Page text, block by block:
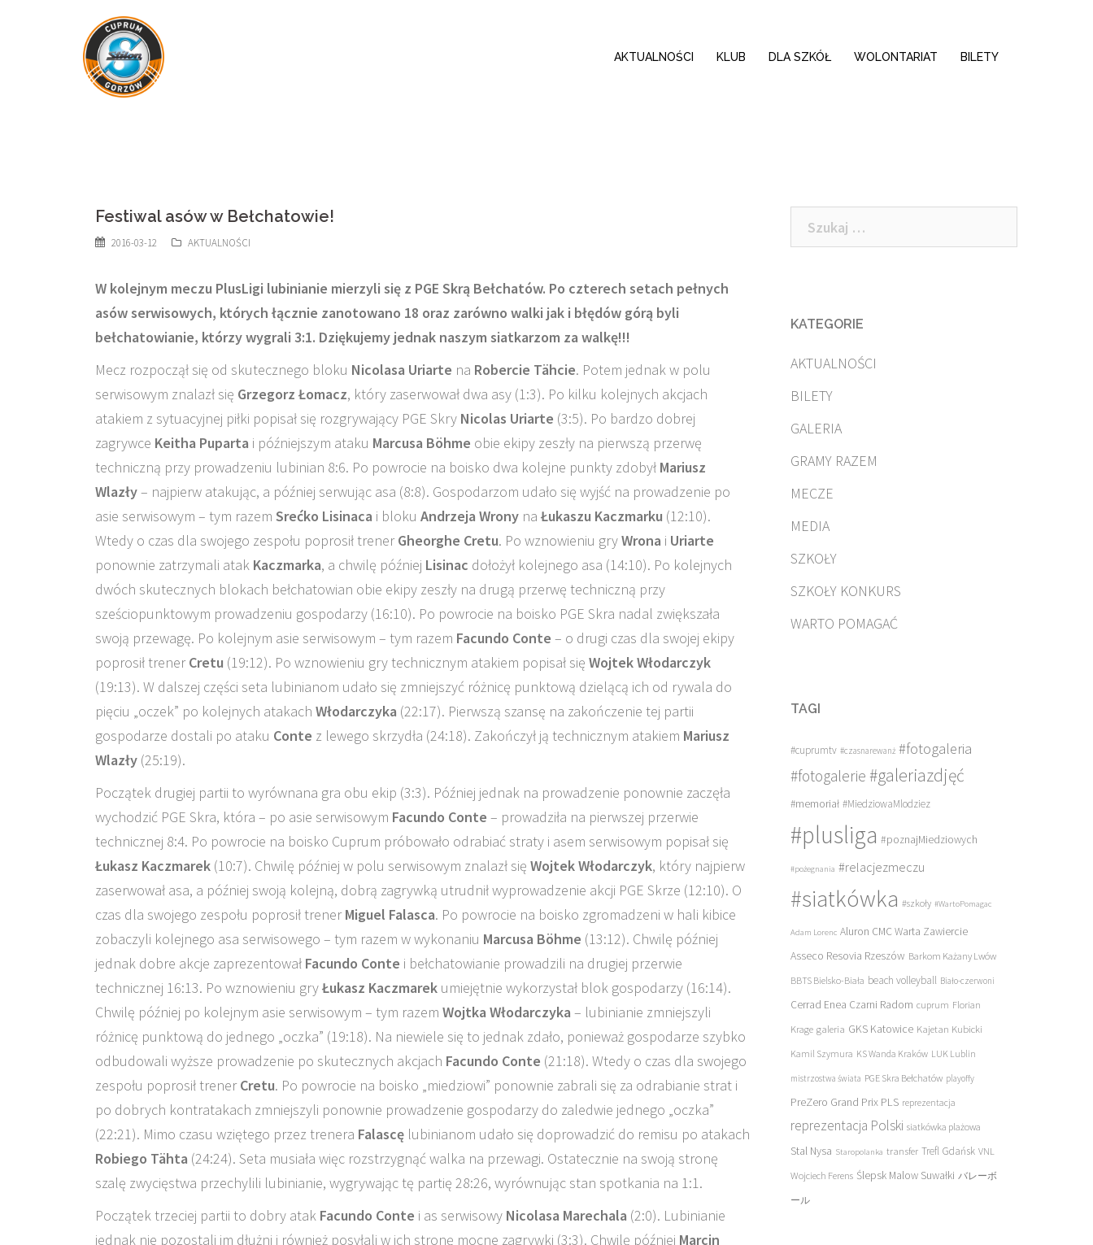
AKTUALNOŚCI KLUB DLA SZKÓŁ WOLONTARIAT BILETY
Festiwal asów w Bełchatowie!
2016-03-12 AKTUALNOŚCI
W kolejnym meczu PlusLigi lubinianie mierzyli się z PGE Skrą Bełchatów. Po czterech setach pełnych
asów serwisowych, których łącznie zanotowano 18 oraz zarówno walki jak i błędów górą byli
bełchatowianie, którzy wygrali 3:1. Dziękujemy jednak naszym siatkarzom za walkę!!!
Mecz rozpoczął się od skutecznego bloku Nicolasa Uriarte na Robercie Tähcie. Potem jednak w polu
serwisowym znalazł się Grzegorz Łomacz, który zaserwował dwa asy (1:3). Po kilku kolejnych akcjach
atakiem z sytuacyjnej piłki popisał się rozgrywający PGE Skry Nicolas Uriarte (3:5). Po bardzo dobrej
zagrywce Keitha Puparta i późniejszym ataku Marcusa Böhme obie ekipy zeszły na pierwszą przerwę
techniczną przy prowadzeniu lubinian 8:6. Po powrocie na boisko dwa kolejne punkty zdobył Mariusz
Wlazły– najpierw atakując, a później serwując asa (8:8). Gospodarzom udało się wyjść na prowadzenie po
asie serwisowym – tym razem Srećko Lisinaca i bloku Andrzeja Wrony na Łukaszu Kaczmarku (12:10).
Wtedy o czas dla swojego zespołu poprosił trenerGheorghe Cretu. Po wznowieniu gryWrona i Uriarte
ponownie zatrzymali atak Kaczmarka, a chwilę później Lisinac dołożył kolejnego asa (14:10). Po kolejnych
dwóch skutecznych blokach bełchatowian obie ekipy zeszły na drugą przerwę techniczną przy
sześciopunktowym prowadzeniu gospodarzy (16:10). Po powrocie na boisko PGE Skra nadal zwiększała
swoją przewagę. Po kolejnym asie serwisowym – tym razem Facundo Conte – o drugi czas dla swojej ekipy
poprosił trenerCretu (19:12). Po wznowieniu gry technicznym atakiem popisał się Wojtek Włodarczyk
(19:13). W dalszej części seta lubinianom udało się zmniejszyć różnicę punktową dzielącą ich od rywala do
pięciu „oczek” po kolejnych atakach Włodarczyka (22:17). Pierwszą szansę na zakończenie tej partii
gospodarze dostali po ataku Conte z lewego skrzydła (24:18). Zakończył ją technicznym atakiem Mariusz
Wlazły (25:19).
Początek drugiej partii to wyrównana gra obu ekip (3:3). Później jednak na prowadzenie ponownie zaczęła
wychodzić PGE Skra, która – po asie serwisowym Facundo Conte – prowadziła na pierwszej przerwie
technicznej 8:4. Po powrocie na boisko Cuprum próbowało odrabiać straty i asem serwisowym popisał się
Łukasz Kaczmarek (10:7). Chwilę później w polu serwisowym znalazł się Wojtek Włodarczyk, który najpierw
zaserwował asa, a później swoją kolejną, dobrą zagrywką utrudnił wyprowadzenie akcji PGE Skrze (12:10). O
czas dla swojego zespołu poprosił trenerMiguel Falasca. Po powrocie na boisko zgromadzeni w hali kibice
zobaczyli kolejnego asa serwisowego – tym razem w wykonaniu Marcusa Böhme (13:12). Chwilę później
jednak dobre akcje zaprezentował Facundo Conte i bełchatowianie prowadzili na drugiej przerwie
technicznej 16:13. Po wznowieniu gryŁukasz Kaczmarek umiejętnie wykorzystał blok gospodarzy (16:14).
Chwilę później po kolejnym asie serwisowym – tym razem Wojtka Włodarczyka – lubinianie zmniejszyli
różnicę punktową do jednego „oczka” (19:18). Na niewiele się to jednak zdało, ponieważ gospodarze szybko
odbudowali wyższe prowadzenie po skutecznych akcjach Facundo Conte (21:18). Wtedy o czas dla swojego
zespołu poprosił trenerCretu. Po powrocie na boisko „miedziowi” ponownie zabrali się za odrabianie strat i
po dobrych kontratakach zmniejszyli ponownie prowadzenie gospodarzy do zaledwie jednego „oczka”
(22:21). Mimo czasu wziętego przez trenera Falascę lubinianom udało się doprowadzić do remisu po atakach
Robiego Tähta (24:24). Seta musiała więc rozstrzygnąć walka na przewagi. Ostatecznie na swoją stronę
szalę zwycięstwa przechylili lubinianie, wygrywając tę partię 28:26, wyrównując stan spotkania na 1:1.
Początek trzeciej partii to dobry atak Facundo Conte i as serwisowy Nicolasa Marechala (2:0). Lubinianie
jednak nie pozostali im dłużni i również posyłali w ich stronę mocne zagrywki (3:3). Chwilę później Marcin
Szukaj:
KATEGORIE
AKTUALNOŚCI
BILETY
GALERIA
GRAMY RAZEM
MECZE
MEDIA
SZKOŁY
SZKOŁY KONKURS
WARTO POMAGAĆ
TAGI
#cuprumtv #czasnarewanż #fotogaleria
#fotogalerie #galeriazdjęć
#memoriał #MiedziowaMlodziez
#plusliga #poznajMiedziowych
#pożegnania #relacjezmeczu
#siatkówka #szkoły #WartoPomagac
Adam Lorenc Aluron CMC Warta Zawiercie
Asseco Resovia Rzeszów Barkom Każany Lwów
BBTS Bielsko-Biała beach volleyball Biało-czerwoni
Cerrad Enea Czarni Radom cuprum Florian
Krage galeria GKS Katowice Kajetan Kubicki
Kamil Szymura KS Wanda Kraków LUK Lublin
mistrzostwa świata PGE Skra Bełchatów playoffy
PreZero Grand Prix PLS reprezentacja
reprezentacja Polski siatkówka plażowa
Stal Nysa Staropolanka transfer Trefl Gdańsk VNL
Wojciech Ferens Ślepsk Malow Suwałki バレーボ
ール